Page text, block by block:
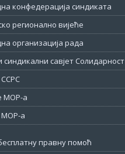
конфедерација синдиката
регионално вијеће
организација рада
синдикални савјет Солидарност
МОР-а
МОР-а
правну помоћ